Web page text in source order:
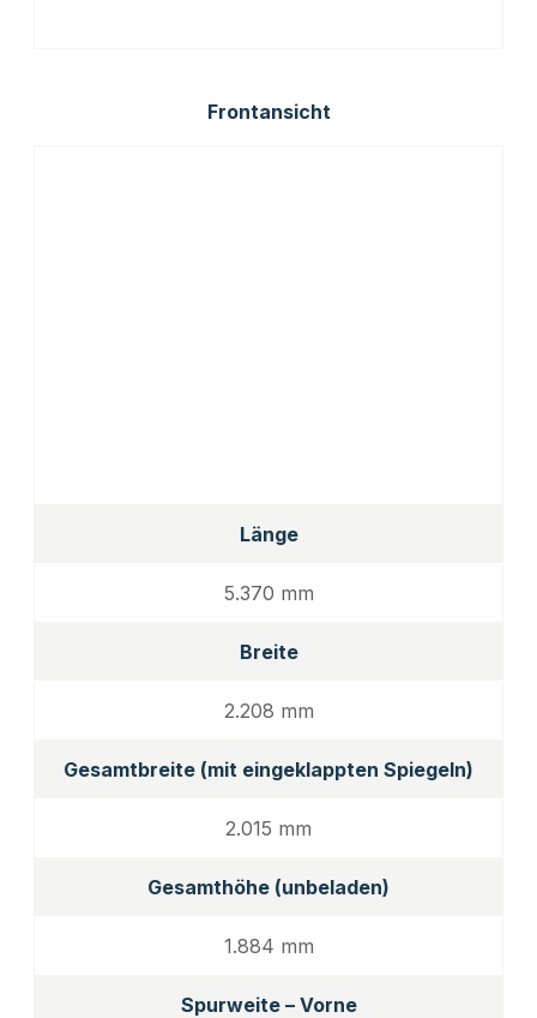
Frontansicht
Länge
5.370 mm
Breite
2.208 mm
Gesamtbreite (mit eingeklappten Spiegeln)
2.015 mm
Gesamthöhe (unbeladen)
1.884 mm
Spurweite – Vorne